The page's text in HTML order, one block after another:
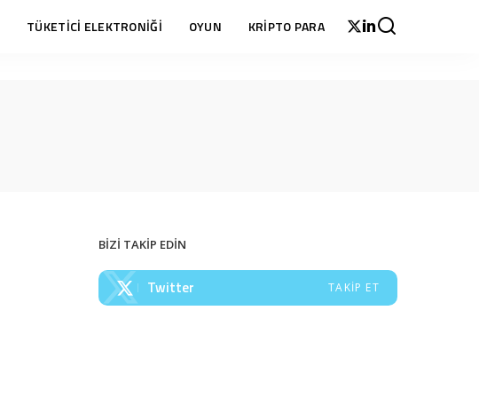
TÜKETİCİ ELEKTRONİĞİ OYUN KRİPTO PARA
BİZİ TAKİP EDİN
Twitter TAKIP ET